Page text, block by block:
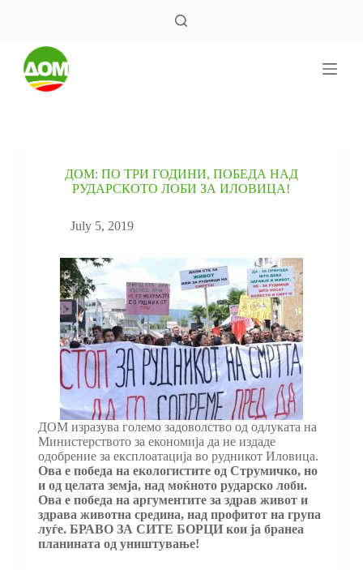
ДОМ: ПО ТРИ ГОДИНИ, ПОБЕДА НАД
РУДАРСКОТО ЛОБИ ЗА ИЛОВИЦА!
July 5, 2019
ДОМ изразува големо задоволство од одлуката на
Министерството за економија да не издаде
одобрение за експлоатација во рудникот Иловица.
Ова е победа на екологистите од Струмичко, но
и од целата земја, над моќното рударско лоби.
Ова е победа на аргументите за здрав живот и
здрава животна средина, над профитот на група
луѓе. БРАВО ЗА СИТЕ БОРЦИкои ја бранеа
планината од уништување!